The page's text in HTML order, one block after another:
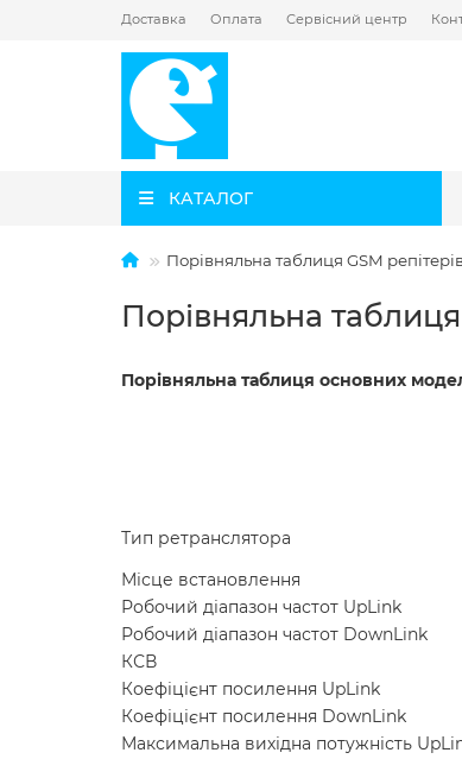
Доставка Оплата Сервісний центр
КАТАЛОГ
Порівняльна таблиця GSM
Порівняльна
Порівняльна таблиця основних
Тип ретранслятора
Місце встановлення
Робочий діапазон частот UpLink
Робочий діапазон частот DownLink
КСВ
Коефіцієнт посилення UpLink
Коефіцієнт посилення DownLink
Максимальна вихідна потужність